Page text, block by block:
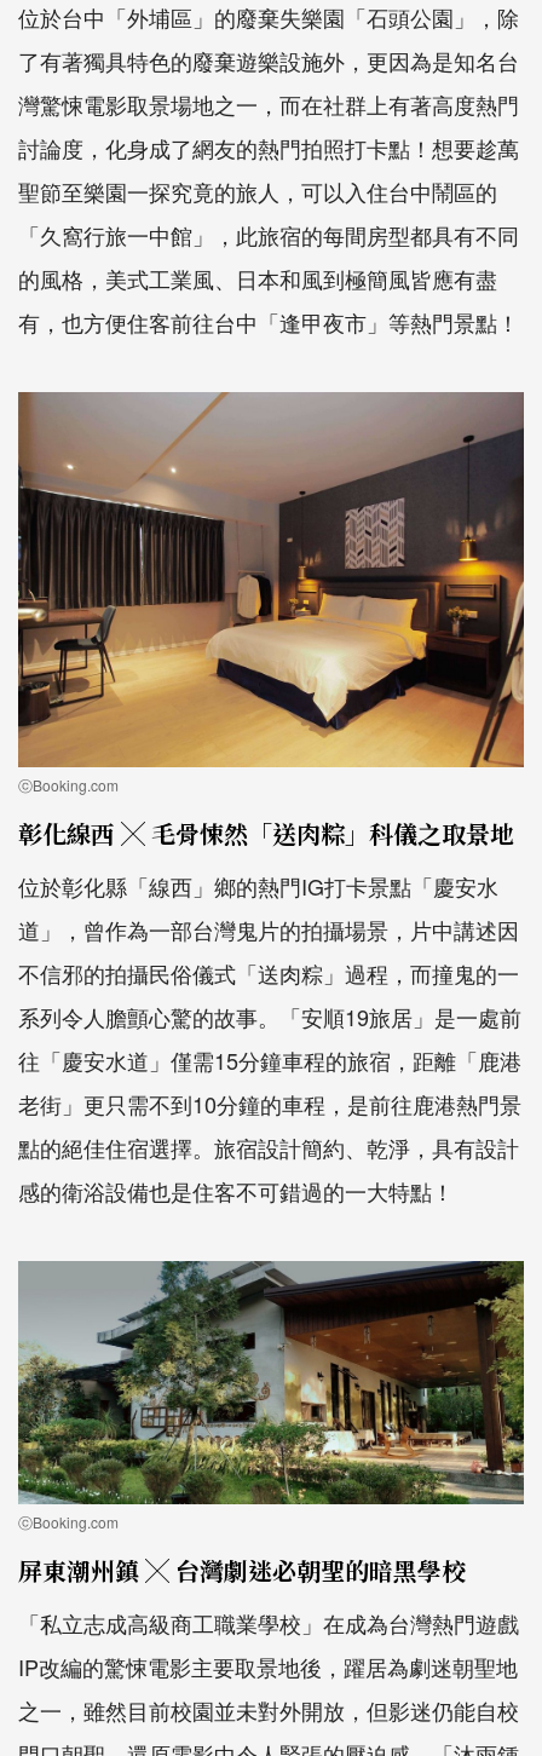
位於台中「外埔區」的廢棄失樂園「石頭公園」，除
了有著獨具特色的廢棄遊樂設施外，更因為是知名台
灣驚悚電影取景場地之一，而在社群上有著高度熱門
討論度，化身成了網友的熱門拍照打卡點！想要趁萬
聖節至樂園一探究竟的旅人，可以入住台中鬧區的
「久窩行旅一中館」，此旅宿的每間房型都具有不同
的風格，美式工業風、日本和風到極簡風皆應有盡
有，也方便住客前往台中「逢甲夜市」等熱門景點！
ⓒBooking.com
彰化線西 ╳ 毛骨悚然「送肉粽」科儀之取景地
位於彰化縣「線西」鄉的熱門IG打卡景點「慶安水
道」，曾作為一部台灣鬼片的拍攝場景，片中講述因
不信邪的拍攝民俗儀式「送肉粽」過程，而撞鬼的一
系列令人膽顫心驚的故事。「安順19旅居」是一處前
往「慶安水道」僅需15分鐘車程的旅宿，距離「鹿港
老街」更只需不到10分鐘的車程，是前往鹿港熱門景
點的絕佳住宿選擇。旅宿設計簡約、乾淨，具有設計
感的衛浴設備也是住客不可錯過的一大特點！
ⓒBooking.com
屏東潮州鎮 ╳ 台灣劇迷必朝聖的暗黑學校
「私立志成高級商工職業學校」在成為台灣熱門遊戲
IP改編的驚悚電影主要取景地後，躍居為劇迷朝聖地
之一，雖然目前校園並未對外開放，但影迷仍能自校